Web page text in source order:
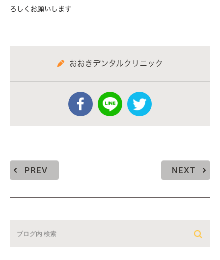
ろしくお願いします
おおきデンタルクリニック
PREV NEXT